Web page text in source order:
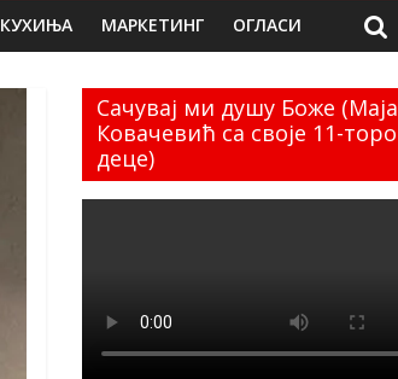
КУХИЊА МАРКЕТИНГ ОГЛАСИ
Сачувај ми душу Боже (Маја
Ковачевић са своје 11-торо
деце)